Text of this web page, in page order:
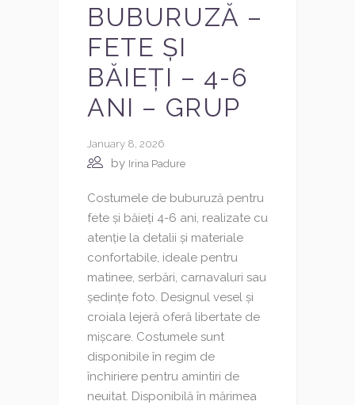
BUBURUZĂ –
FETE ȘI
BĂIEȚI – 4-6
ANI – GRUP
January 8, 2026
by Irina Padure
Costumele de buburuză pentru
fete și băieți 4-6 ani, realizate cu
atenție la detalii și materiale
confortabile, ideale pentru
matinee, serbări, carnavaluri sau
ședințe foto. Designul vesel și
croiala lejeră oferă libertate de
mișcare. Costumele sunt
disponibile în regim de
închiriere pentru amintiri de
neuitat. Disponibilă în mărimea